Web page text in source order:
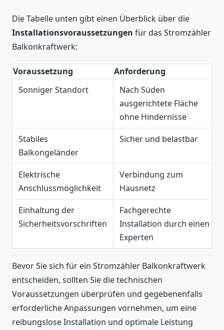
Die Tabelle unten gibt einen Überblick über die
Installationsvoraussetzungen für das Stromzähler
Balkonkraftwerk:
Voraussetzung
Anforderung
Sonniger Standort
Nach Süden
ausgerichtete Fläche
ohne Hindernisse
Stabiles
Balkongeländer
Sicher und belastbar
Elektrische
Anschlussmöglichkeit
Verbindung zum
Hausnetz
Einhaltung der
Sicherheitsvorschriften
Fachgerechte
Installation durch einen
Experten
Bevor Sie sich für ein Stromzähler Balkonkraftwerk
entscheiden, sollten Sie die technischen
Voraussetzungen überprüfen und gegebenenfalls
erforderliche Anpassungen vornehmen, um eine
reibungslose Installation und optimale Leistung